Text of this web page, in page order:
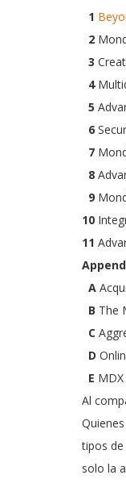
1
2
3
4
5
6
7
8
9
10
11
A
B The
C
D
E MDX
Al
tipos
solo la